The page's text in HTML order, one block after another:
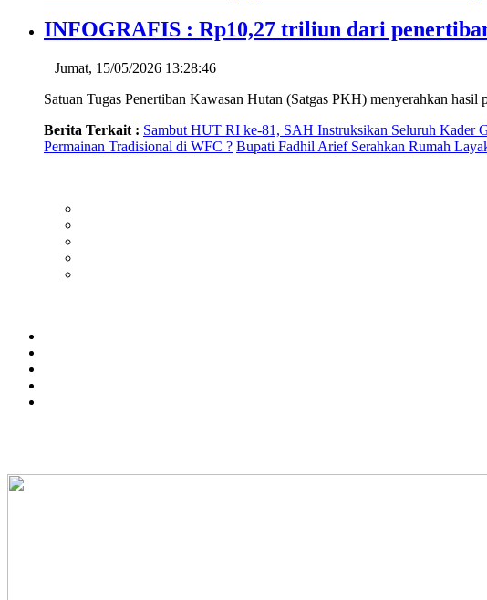
INFOGRAFIS : Rp10,27 triliun dari
Jumat, 15/05/2026 13:28:46
Satuan Tugas Penertiban Kawasan Hutan (Satgas PKH) menyerahkan
Berita Terkait : Sambut HUT RI ke-81, SAH Instruksikan Seluruh Kader
Permainan Tradisional di WFC ? Bupati Fadhil Arief Serahkan Rumah